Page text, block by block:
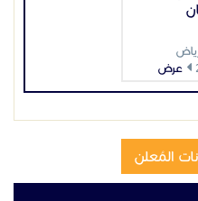
عرض
المُعلن